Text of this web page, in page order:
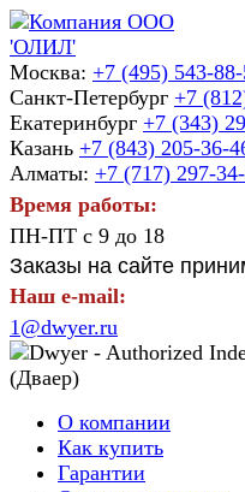
Москва: +7 (495) 543-
Санкт-Петербург +7
Екатеринбург +7 (343)
Казань +7 (843) 205-36-
Алматы: +7 (717) 297-
Время работы:
ПН-ПТ с 9 до 18
Заказы на сайте
Наш e-mail:
1@dwyer.ru
О компании
Как купить
Гарантии